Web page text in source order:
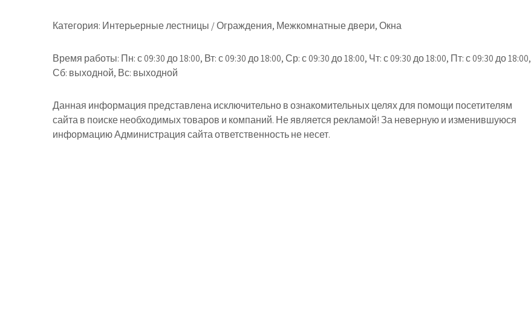
Категория: Интерьерные лестницы / Ограждения, Межкомнатные двери, Окна
Время работы: Пн: с 09:30 до 18:00, Вт: с 09:30 до 18:00, Ср: с 09:30 до 18:00, Чт: с 09:30 до 18:00, Пт: с 09:30 до 18:00,
Сб: выходной, Вс: выходной
Данная информация представлена исключительно в ознакомительных целях для помощи посетителям
сайта в поиске необходимых товаров и компаний. Не является рекламой! За неверную и изменившуюся
информацию Администрация сайта ответственность не несет.